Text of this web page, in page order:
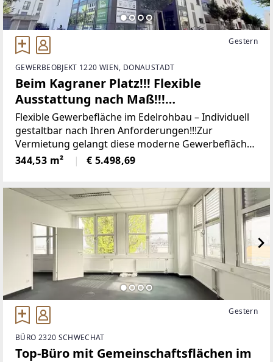
Gestern
GEWERBEOBJEKT 1220 WIEN, DONAUSTADT
Beim Kagraner Platz!!! Flexible
Ausstattung nach Maß!!!
Geschäftslokal! ERSTBEZUG!!!
Flexible Gewerbefläche im Edelrohbau – Individuell
gestaltbar nach Ihren Anforderungen!!!Zur
Vermietung gelangt diese moderne Gewerbefläche
im Edelrohbau mit einer Gesamtnutzfläche von ca.
344,53 m². Die Fläche bietet zukünftigen Mietern die
344,53 m² € 5.498,69
Gestern
BÜRO 2320 SCHWECHAT
Top-Büro mit Gemeinschaftsflächen im